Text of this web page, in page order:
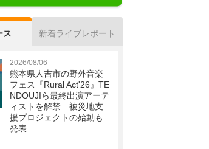
ス 新着ライブレポート
2026/08/06
熊本県人吉市の野外音楽
フェス『Rural Act'26』TE
NDOUJIら最終出演アーテ
ィストを解禁 被災地支
援プロジェクトの始動も
発表